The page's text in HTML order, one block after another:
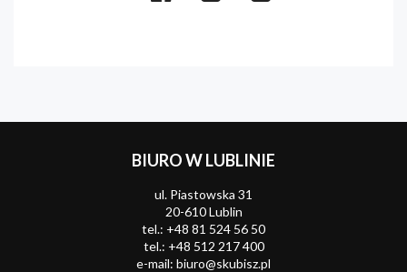
BIURO W LUBLINIE
ul. Piastowska 31
20-610 Lublin
tel.: +48 81 524 56 50
tel.: +48 512 217 400
e-mail: biuro@skubisz.pl